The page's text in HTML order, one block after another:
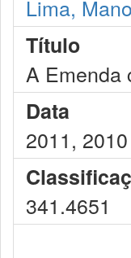
Lima,
Título
A Emenda
Data
2011, 2010
341.4651